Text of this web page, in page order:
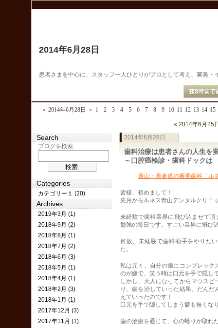
2014年6月28日
患者さまを中心に、スタッフ一人ひとりがプロとして考え、審美
« 2014年6月28日 » 1 2 3 4 5 6 7 8 9 10 11 12 13 14 15
2014年6月28日
歯科治療は患者さんの人生を
～口腔癌検診・歯科ドック
青山・表参道の審美歯科「ル
皆様、初めまして！
先月からルネス青山デンタルクリニ
未経験で歯科業界に飛び込ませて
勉強の毎日です。すごい業界に飛び
何故、未経験で歯科助手をやりた
た。
私は元々、自分の歯にコンプレッ
のが嫌で、笑う時は口元を手で隠し
しかし、大人になってからマウス
り、歯を治していった結果、だん
えていったのです！
口元を手で隠してしまう癖も無くな
歯の治療を通じて、心の蟠りが取れ
« 2014年6月25
Search
ブログを検索:
Categories
カテゴリー１ (20)
Archives
2019年3月 (1)
2018年9月 (2)
2018年8月 (1)
2018年7月 (2)
2018年6月 (3)
2018年5月 (1)
2018年4月 (1)
2018年2月 (3)
2018年1月 (1)
2017年12月 (3)
2017年11月 (1)